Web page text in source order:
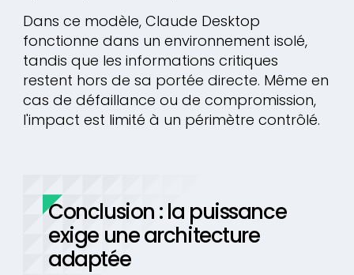
Dans ce modèle, Claude Desktop
fonctionne dans un environnement isolé,
tandis que les informations critiques
restent hors de sa portée directe. Même en
cas de défaillance ou de compromission,
l'impact est limité à un périmètre contrôlé.
Conclusion : la puissance
exige une architecture
adaptée